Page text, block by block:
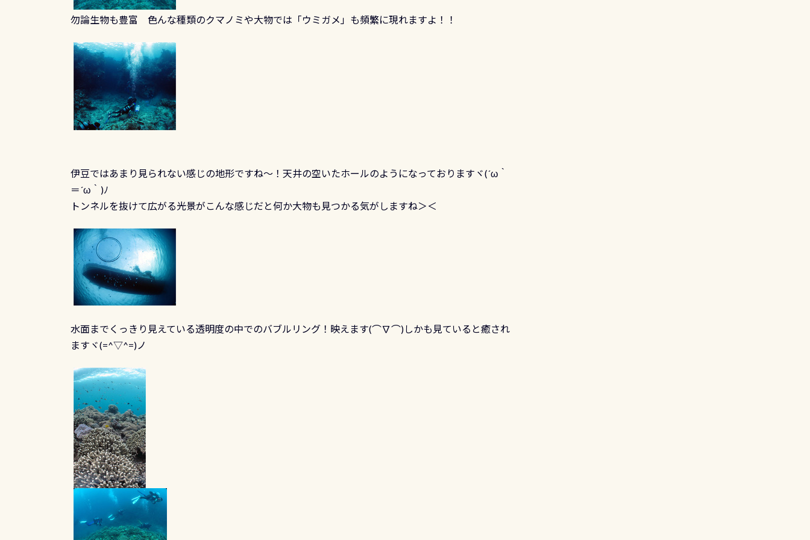
勿論生物も豊富 色んな種類のクマノミや大物では「ウミガメ」も頻繁に現れますよ！！
伊豆ではあまり見られない感じの地形ですね～！天井の空いたホールのようになっておりますヾ(´ω｀
＝´ω｀)ﾉ
トンネルを抜けて広がる光景がこんな感じだと何か大物も見つかる気がしますね＞＜
水面までくっきり見えている透明度の中でのバブルリング！映えます(⌒∇⌒)しかも見ていると癒され
ますヾ(=^▽^=)ノ